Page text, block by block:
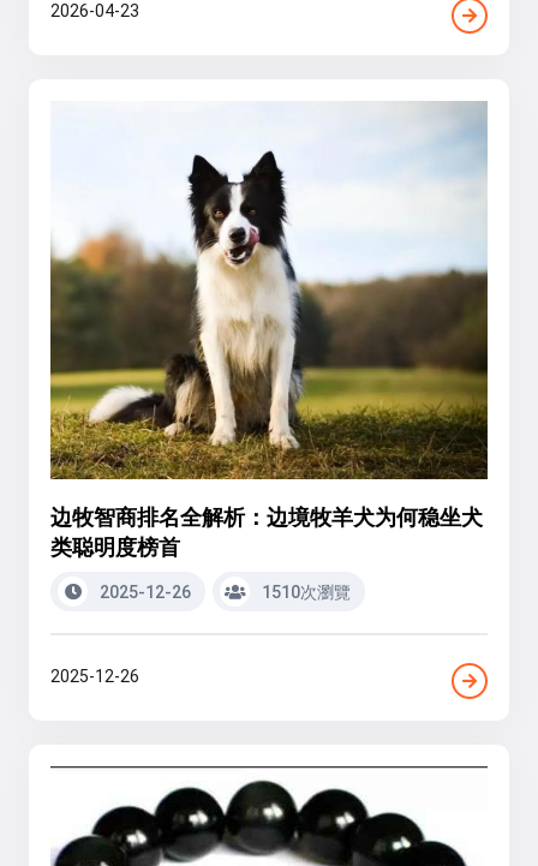
2026-04-23
边牧智商排名全解析：边境牧羊犬为何稳坐犬
类聪明度榜首
2025-12-26 1510次瀏覽
2025-12-26